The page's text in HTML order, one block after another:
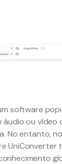
software
ou vídeo
No entanto,
UniConverter